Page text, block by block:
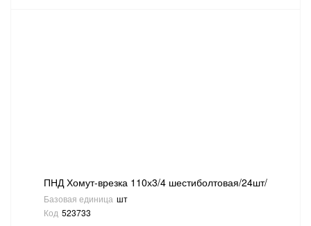
ПНД Хомут-врезка 110х3/4 шестиболтовая/24шт/
Базовая единица шт
Код 523733